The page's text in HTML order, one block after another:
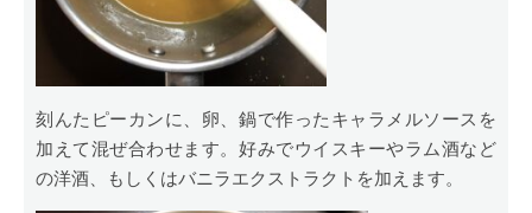
刻んたピーカンに、卵、鍋で作ったキャラメルソースを
加えて混ぜ合わせます。好みでウイスキーやラム酒など
の洋酒、もしくはバニラエクストラクトを加えます。